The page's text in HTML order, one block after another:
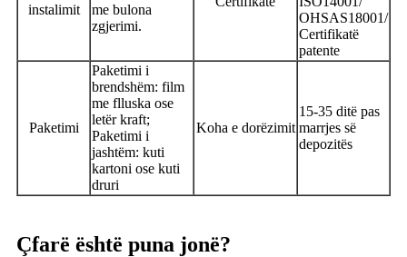
instalimit
me bulona
zgjerimi.
OHSAS18001/
Certifikatë
patente
Paketimi
Paketimi i
brendshëm: film
me flluska ose
letër kraft;
Paketimi i
jashtëm: kuti
kartoni ose kuti
druri
Koha e dorëzimit
15-35 ditë pas
marrjes së
depozitës
Çfarë është puna jonë?